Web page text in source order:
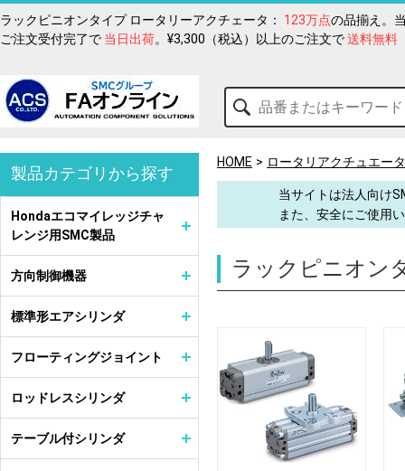
ラックピニオンタイプ ロータリーアクチェータ： 123万点の品揃え。
ご注文受付完了で 当日出荷。¥3,300（税込）以上のご注文で送料無料
HOME ロータリアクチュエータ
当サイトは法人向け
また、安全にご使用
ラックピニオン
製品カテゴリから探す
Hondaエコマイレッジチャ
レンジ用SMC製品
方向制御機器
標準形エアシリンダ
フローティングジョイント
ロッドレスシリンダ
テーブル付シリンダ